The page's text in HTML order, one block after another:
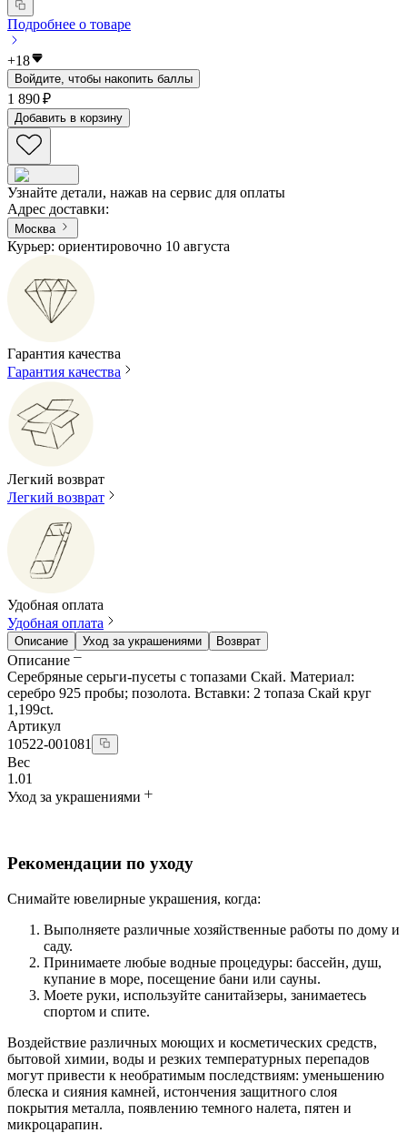
Подробнее о товаре
+18
Войдите, чтобы накопить баллы
1 890 ₽
Добавить в корзину
Узнайте детали, нажав на сервис для оплаты
Адрес доставки:
Москва
Курьер: ориентировочно 10 августа
Гарантия качества
Гарантия качества
Легкий возврат
Легкий возврат
Удобная оплата
Удобная оплата
Описание Уход за украшениями Возврат
Описание
Серебряные серьги-пусеты с топазами Скай. Материал:
серебро 925 пробы; позолота. Вставки: 2 топаза Скай круг
1,199ct.
Артикул
10522-001081
Вес
1.01
Уход за украшениями
Рекомендации по уходу
Снимайте ювелирные украшения, когда:
Выполняете различные хозяйственные работы по дому и
саду.
Принимаете любые водные процедуры: бассейн, душ,
купание в море, посещение бани или сауны.
Моете руки, используйте санитайзеры, занимаетесь
спортом и спите.
Воздействие различных моющих и косметических средств,
бытовой химии, воды и резких температурных перепадов
могут привести к необратимым последствиям: уменьшению
блеска и сияния камней, истончения защитного слоя
покрытия металла, появлению темного налета, пятен и
микроцарапин.